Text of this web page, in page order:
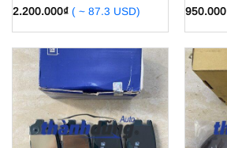
2.200.000₫ ( ~ 87.3 USD)
950.000